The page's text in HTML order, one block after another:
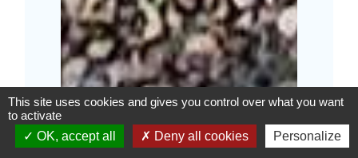
This site uses cookies and gives you control over what you want
to activate
OK, accept all
Deny all cookies Personalize